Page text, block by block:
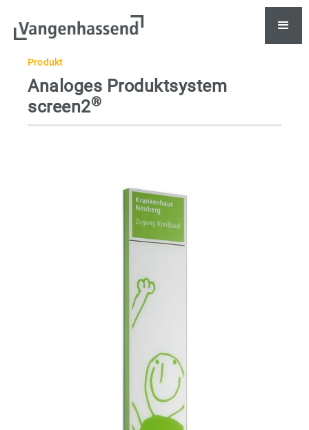
Produkt
Analoges Produktsystem
screen2®